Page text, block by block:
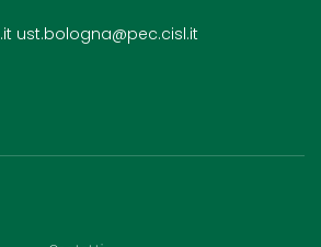
ust.bologna@pec.cisl.it